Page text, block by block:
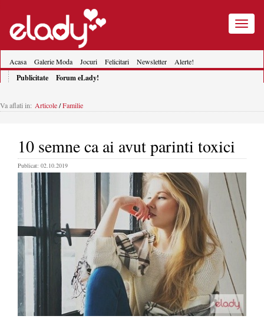
Toggle
Acasa Galerie Moda Jocuri Felicitari Newsletter Alerte!
Publicitate Forum eLady!
Va aflati in: Articole/Familie
10 semne ca ai avut parinti toxici
Publicat: 02.10.2019